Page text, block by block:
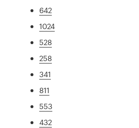
642
1024
528
258
341
811
553
432